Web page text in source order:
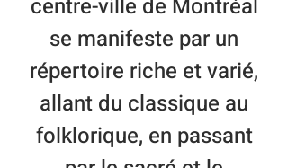
centre-ville de Montréal
se manifeste par un
répertoire riche et varié,
allant du classique au
folklorique, en passant